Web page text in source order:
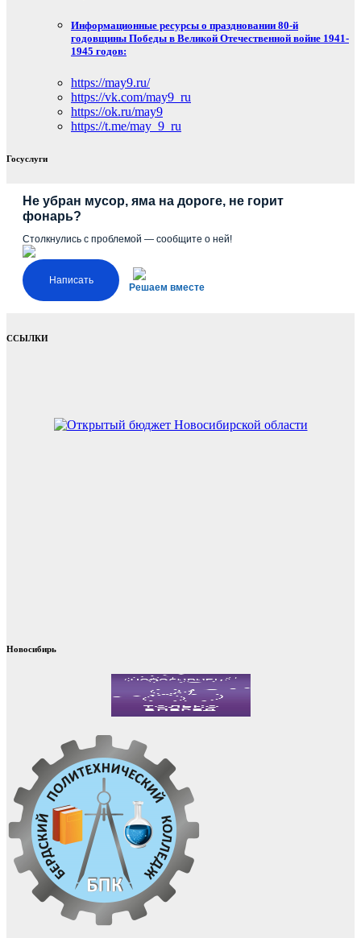
Информационные ресурсы о праздновании 80-й
годовщины Победы в Великой Отечественной войне 1941-
1945 годов:
https://may9.ru/
https://vk.com/may9_ru
https://ok.ru/may9
https://t.me/may_9_ru
Госуслуги
Не убран мусор, яма на дороге, не горит
фонарь?
Столкнулись с проблемой — сообщите о ней!
Написать
Решаем вместе
ССЫЛКИ
Новосибирь